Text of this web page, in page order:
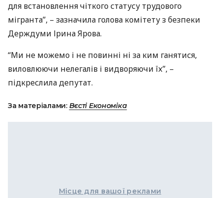
для встановлення чіткого статусу трудового
мігранта”, – зазначила голова комітету з безпеки
Держдуми Ірина Ярова.
“Ми не можемо і не повинні ні за ким ганятися,
виловлюючи нелегалів і видворяючи їх”, –
підкреслила депутат.
За матеріалами: Вєсті Економіка
Місце для вашої реклами